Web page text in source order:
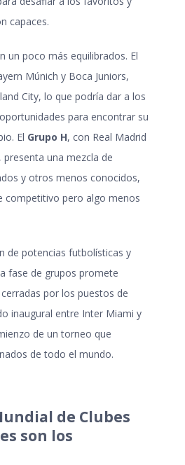
capaces.
un poco más equilibrados. El
Múnich y Boca Juniors,
City, lo que podría dar a los
para encontrar su
El Grupo H, con Real Madrid
presenta una mezcla de
y otros menos conocidos,
competitivo pero algo menos
de potencias futbolísticas y
fase de grupos promete
por los puestos de
inaugural entre Inter Miami y
de un torneo que
de todo el mundo.
de Clubes
son los